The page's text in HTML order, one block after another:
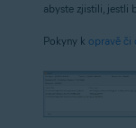
abyste zjistili, jestli
Pokyny k opravě či